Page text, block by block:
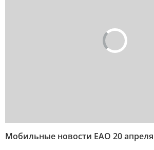
Мобильные новости ЕАО 20 апреля